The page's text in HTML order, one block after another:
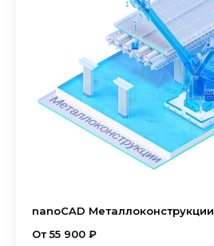
nanoCAD Металлоконструкции
От 55 900 ₽